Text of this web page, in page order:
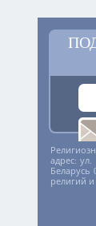
адрес:
религий